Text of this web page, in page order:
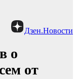
Дзен.Новости
о
от